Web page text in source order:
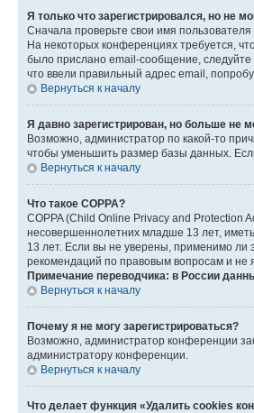
Я только что зарегистрировался, но не
Сначала проверьте свои имя
На некоторых конференциях требуется,
было прислано email-сообщение,
что ввели правильный адрес email,
Вернуться к началу
Я давно зарегистрирован, но больше не
Возможно, администратор по какой-то
чтобы уменьшить размер базы данных.
Вернуться к началу
Что такое COPPA?
COPPA (Child Online Privacy and Protection
несовершеннолетних младше 13 лет,
13 лет. Если вы не уверены, применимо ли
рекомендаций по правовым вопросам и не
Примечание переводчика: в России
Вернуться к началу
Почему я не могу зарегистрироваться?
Возможно, администратор конференции
администратору конференции.
Вернуться к началу
Что делает функция «Удалить cookies